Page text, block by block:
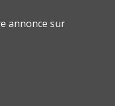
annonce sur